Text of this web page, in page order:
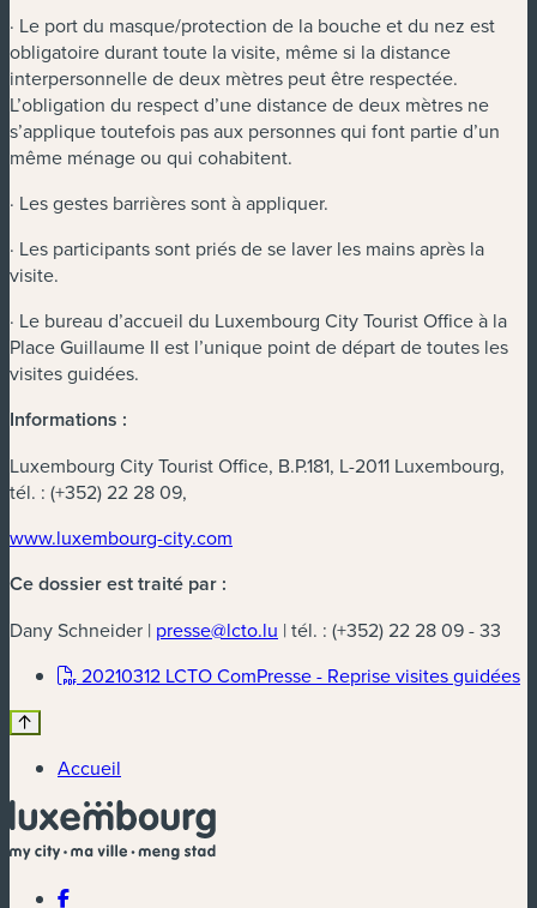
· Le port du masque/protection de la bouche et du nez est
obligatoire durant toute la visite, même si la distance
interpersonnelle de deux mètres peut être respectée.
L’obligation du respect d’une distance de deux mètres ne
s’applique toutefois pas aux personnes qui font partie d’un
même ménage ou qui cohabitent.
· Les gestes barrières sont à appliquer.
· Les participants sont priés de se laver les mains après la
visite.
· Le bureau d’accueil du Luxembourg City Tourist Office à la
Place Guillaume II est l’unique point de départ de toutes les
visites guidées.
Informations :
Luxembourg City Tourist Office, B.P.181, L-2011 Luxembourg,
tél. : (+352) 22 28 09,
www.luxembourg-city.com
Ce dossier est traité par :
Dany Schneider | presse@lcto.lu | tél. : (+352) 22 28 09 - 33
20210312 LCTO ComPresse - Reprise visites guidées
Accueil